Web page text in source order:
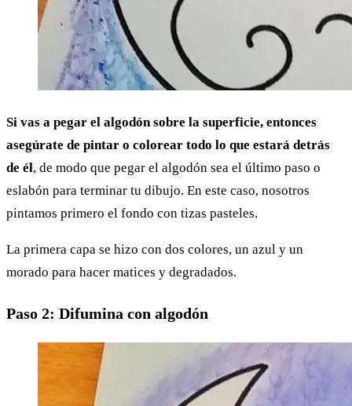
Si vas a pegar el algodón sobre la superficie, entonces
asegúrate de pintar o colorear todo lo que estará detrás
de él, de modo que pegar el algodón sea el último paso o
eslabón para terminar tu dibujo. En este caso, nosotros
pintamos primero el fondo con tizas pasteles.
La primera capa se hizo con dos colores, un azul y un
morado para hacer matices y degradados.
Paso 2: Difumina con algodón